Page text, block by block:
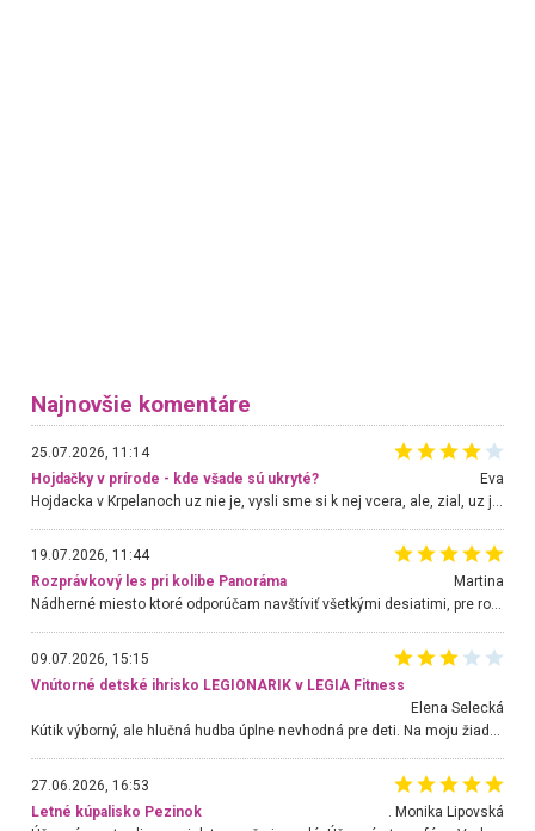
Najnovšie komentáre
25.07.2026, 11:14
Hojdačky v prírode - kde všade sú ukryté?
Eva
19.07.2026, 11:44
Rozprávkový les pri kolibe Panoráma
Martina
Nádherné miesto ktoré odporúčam navštíviť všetkými desiatimi, pre rodiny s deťmi, dôchodcom... Proste a jednoducho ozaj rozprávkový les.. určite ešte prídeme. Odniesli sme si na pamiatku krásne tričká,
09.07.2026, 15:15
Vnútorné detské ihrisko LEGIONARIK v LEGIA Fitness
Elena Selecká
Kútik výborný, ale hlučná hudba úplne nevhodná pre deti. Na moju žiadosť o aspoň sušenie nereagovali.
27.06.2026, 16:53
Letné kúpalisko Pezinok
. Monika Lipovská